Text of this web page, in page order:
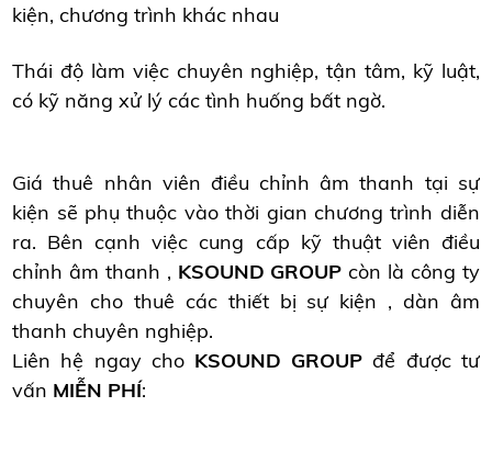
kiện, chương trình khác nhau
Thái độ làm việc chuyên nghiệp, tận tâm, kỹ luật,
có kỹ năng xử lý các tình huống bất ngờ.
Giá thuê nhân viên điều chỉnh âm thanh tại sự
kiện sẽ phụ thuộc vào thời gian chương trình diễn
ra. Bên cạnh việc cung cấp kỹ thuật viên điều
chỉnh âm thanh , KSOUND GROUP còn là công ty
chuyên cho thuê các thiết bị sự kiện , dàn âm
thanh chuyên nghiệp.
Liên hệ ngay cho KSOUND GROUP để được tư
vấn MIỄN PHÍ: